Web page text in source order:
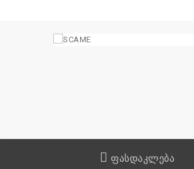
ფასდაკლება